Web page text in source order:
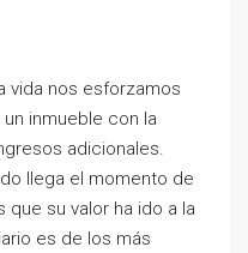
vida nos esforzamos
inmueble con la
adicionales.
llega el momento de
su valor ha ido a la
es de los más